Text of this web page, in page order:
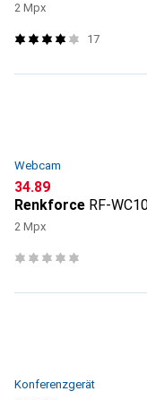
2 Mpx
17
Webcam
CHF
34.89
Renkforce RF-
2 Mpx
Konferenzgerät